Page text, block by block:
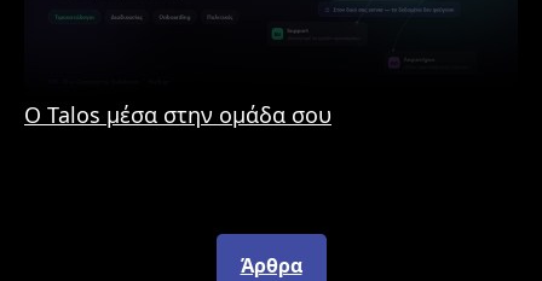
Ο Talos μέσα στην ομάδα σου
Άρθρα